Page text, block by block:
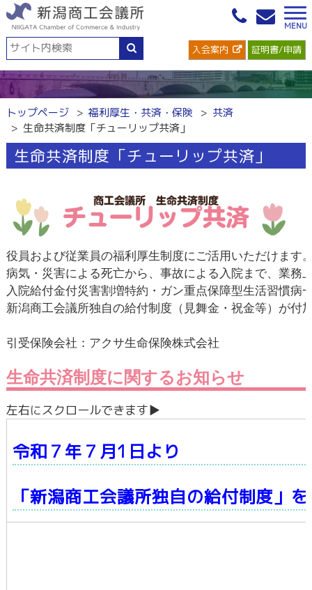
入会案内 証明書/申請
トップページ 福利厚生・共済・保険
共済
生命共済制度「チューリップ共済」
生命共済制度「チューリップ共済」
役員および従業員の福利厚生制度にご活用いただけます
病気・災害による死亡から、事故による入院まで、業務
入院給付金付災害割増特約・ガン重点保障型生活習慣病
新潟商工会議所独自の給付制度（見舞金・祝金等）が付
令和７年７月1日より
「新潟商工会議所独自の給付制度」